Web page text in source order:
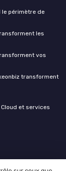
le périmètre de
les
vos
transforment
et services